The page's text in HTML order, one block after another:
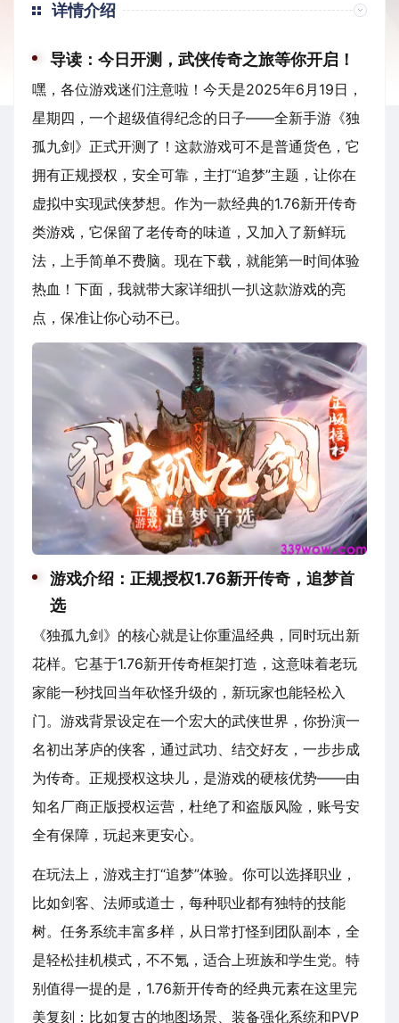
详情介绍
导读：今日开测，武侠传奇之旅等你开启！
嘿，各位游戏迷们注意啦！今天是2025年6月19日，
星期四，一个超级值得纪念的日子——全新手游《独
孤九剑》正式开测了！这款游戏可不是普通货色，它
拥有正规授权，安全可靠，主打“追梦”主题，让你在
虚拟中实现武侠梦想。作为一款经典的1.76新开传奇
类游戏，它保留了老传奇的味道，又加入了新鲜玩
法，上手简单不费脑。现在下载，就能第一时间体验
热血！下面，我就带大家详细扒一扒这款游戏的亮
点，保准让你心动不已。
游戏介绍：正规授权1.76新开传奇，追梦首
选
《独孤九剑》的核心就是让你重温经典，同时玩出新
花样。它基于1.76新开传奇框架打造，这意味着老玩
家能一秒找回当年砍怪升级的，新玩家也能轻松入
门。游戏背景设定在一个宏大的武侠世界，你扮演一
名初出茅庐的侠客，通过武功、结交好友，一步步成
为传奇。正规授权这块儿，是游戏的硬核优势——由
知名厂商正版授权运营，杜绝了和盗版风险，账号安
全有保障，玩起来更安心。
在玩法上，游戏主打“追梦”体验。你可以选择职业，
比如剑客、法师或道士，每种职业都有独特的技能
树。任务系统丰富多样，从日常打怪到团队副本，全
是轻松挂机模式，不不氪，适合上班族和学生党。特
别值得一提的是，1.76新开传奇的经典元素在这里完
美复刻：比如复古的地图场景、装备强化系统和PVP